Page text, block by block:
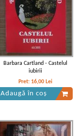
Barbara Cartland - Castelul
iubirii
Pret: 16,00 Lei
Adaugă în coș